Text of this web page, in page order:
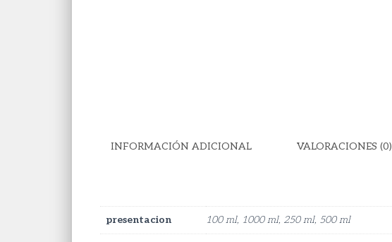
INFORMACIÓN ADICIONAL VALORACIONES (0)
presentacion 100 ml, 1000 ml, 250 ml, 500 ml